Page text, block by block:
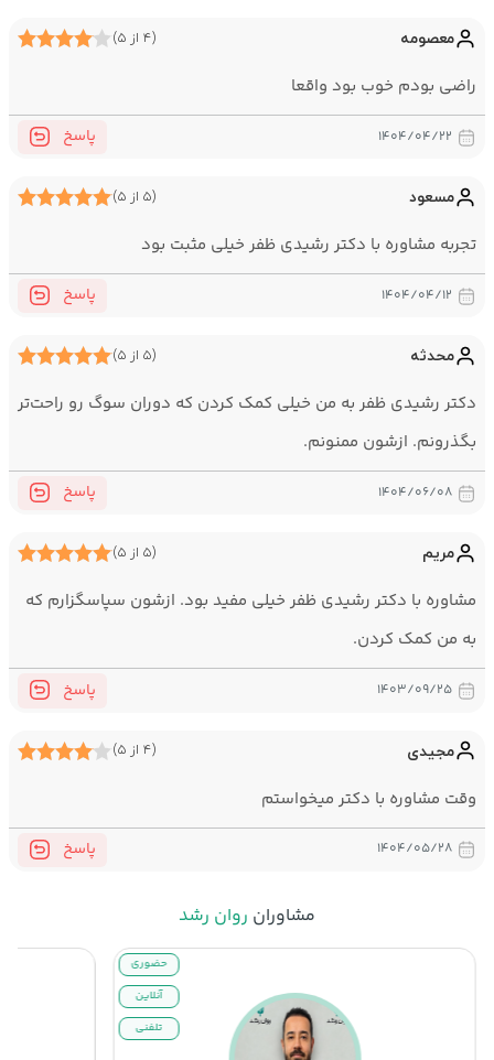
مشکلات ارتباطی
تروما
اضطراب و استرس
بیماری‌های مزمن
درمان مبتنی بر پذیرش و تعهد (ACT)
طرحواره‌درمانی
هیپنوتراپی
NET
دارای ۱۳ سال سابقه کاری در حوزه درمان فردی و زوجی
در جلسات من این‌ها اتفاق نمی‌افتد:
قضاوت درباره روابط یا تجربه‌های مراجع
سطحی‌نگری به تروما، سوگ یا الگوهای رفتاری
تحمیل یک مسیر درمانی ثابت بدون توجه به نیاز مراجع
معصومه (۴ از ۵)
راضی بودم خوب بود واقعا
۱۴۰۴/۰۴/۲۲ پاسخ
مسعود (۵ از ۵)
تجربه مشاوره با دکتر رشیدی ظفر خیلی مثبت بود
۱۴۰۴/۰۴/۱۲ پاسخ
محدثه (۵ از ۵)
دکتر رشیدی ظفر به من خیلی کمک کردن که دوران سوگ رو راحت‌تر
بگذرونم. ازشون ممنونم.
۱۴۰۴/۰۶/۰۸ پاسخ
مریم (۵ از ۵)
مشاوره با دکتر رشیدی ظفر خیلی مفید بود. ازشون سپاسگزارم که
به من کمک کردن.
۱۴۰۳/۰۹/۲۵ پاسخ
مجیدی (۴ از ۵)
وقت مشاوره با دکتر میخواستم
۱۴۰۴/۰۵/۲۸ پاسخ
مشاوران روان رشد
حضوری
آنلاین
تلفنی